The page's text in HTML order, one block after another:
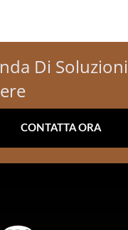
Di Soluzioni
CONTATTA ORA